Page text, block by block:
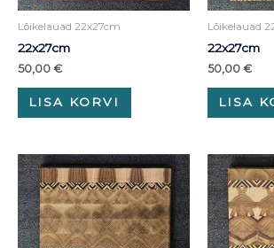
Lõikelauad 22x27cm
22x27cm
50,00 €
LISA KORVI
Lõikelauad
22x27cm
50,00 €
LISA